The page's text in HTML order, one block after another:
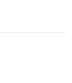
ambiente